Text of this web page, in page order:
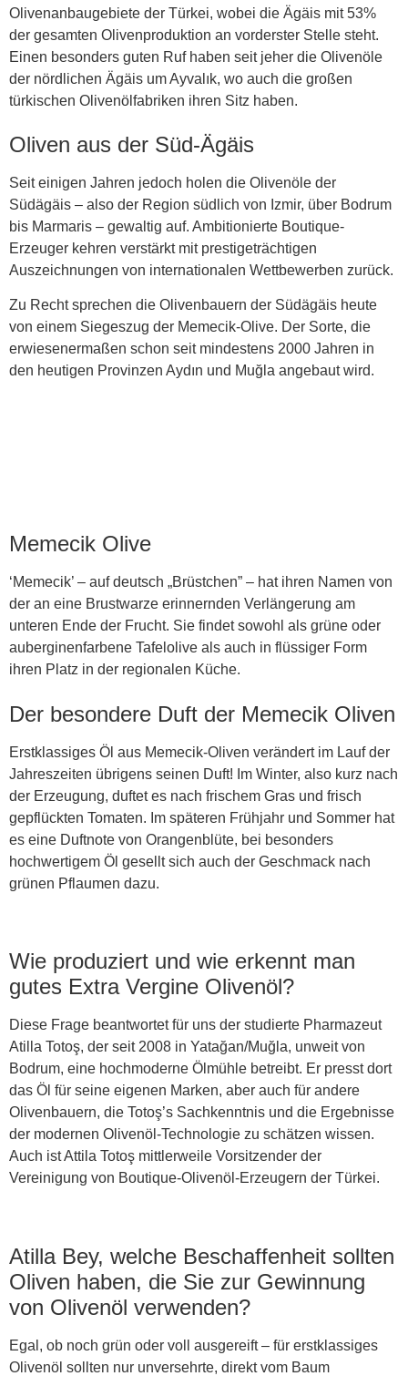
Olivenanbaugebiete der Türkei, wobei die Ägäis mit 53%
der gesamten Olivenproduktion an vorderster Stelle steht.
Einen besonders guten Ruf haben seit jeher die Olivenöle
der nördlichen Ägäis um Ayvalık, wo auch die großen
türkischen Olivenölfabriken ihren Sitz haben.
Oliven aus der Süd-Ägäis
Seit einigen Jahren jedoch holen die Olivenöle der
Südägäis – also der Region südlich von Izmir, über Bodrum
bis Marmaris – gewaltig auf. Ambitionierte Boutique-
Erzeuger kehren verstärkt mit prestigeträchtigen
Auszeichnungen von internationalen Wettbewerben zurück.
Zu Recht sprechen die Olivenbauern der Südägäis heute
von einem Siegeszug der Memecik-Olive. Der Sorte, die
erwiesenermaßen schon seit mindestens 2000 Jahren in
den heutigen Provinzen Aydın und Muğla angebaut wird.
Memecik Olive
‘Memecik’ – auf deutsch „Brüstchen” – hat ihren Namen von
der an eine Brustwarze erinnernden Verlängerung am
unteren Ende der Frucht. Sie findet sowohl als grüne oder
auberginenfarbene Tafelolive als auch in flüssiger Form
ihren Platz in der regionalen Küche.
Der besondere Duft der Memecik Oliven
Erstklassiges Öl aus Memecik-Oliven verändert im Lauf der
Jahreszeiten übrigens seinen Duft! Im Winter, also kurz nach
der Erzeugung, duftet es nach frischem Gras und frisch
gepflückten Tomaten. Im späteren Frühjahr und Sommer hat
es eine Duftnote von Orangenblüte, bei besonders
hochwertigem Öl gesellt sich auch der Geschmack nach
grünen Pflaumen dazu.
Wie produziert und wie erkennt man
gutes Extra Vergine Olivenöl?
Diese Frage beantwortet für uns der studierte Pharmazeut
Atilla Totoş, der seit 2008 in Yatağan/Muğla, unweit von
Bodrum, eine hochmoderne Ölmühle betreibt. Er presst dort
das Öl für seine eigenen Marken, aber auch für andere
Olivenbauern, die Totoş’s Sachkenntnis und die Ergebnisse
der modernen Olivenöl-Technologie zu schätzen wissen.
Auch ist Attila Totoş mittlerweile Vorsitzender der
Vereinigung von Boutique-Olivenöl-Erzeugern der Türkei.
Atilla Bey, welche Beschaffenheit sollten
Oliven haben, die Sie zur Gewinnung
von Olivenöl verwenden?
Egal, ob noch grün oder voll ausgereift – für erstklassiges
Olivenöl sollten nur unversehrte, direkt vom Baum